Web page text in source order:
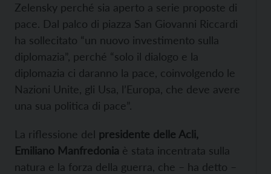
Zelensky perché sia aperto a serie proposte di
pace. Dal palco di piazza San Giovanni Riccardi
ha sollecitato “un nuovo investimento sulla
diplomazia”, perché “solo il dialogo e la
diplomazia ci daranno la pace, coinvolgendo le
Nazioni Unite, gli Usa, l’Europa, che deve avere
una sua politica di pace”.
La riflessione del presidente delle Acli,
Emiliano Manfredonia è stata incentrata sulla
natura e la forza della guerra, che – ha detto –